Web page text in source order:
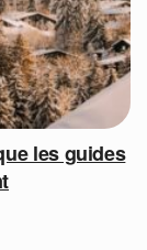
les guides